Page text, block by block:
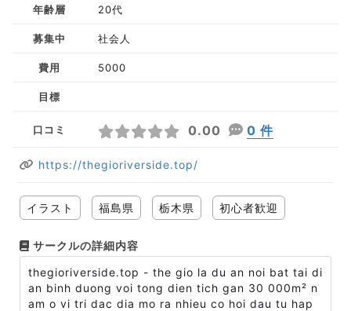
年齢層 20代
募集中 社会人
費用 5000
目標
口コミ 0.00 0 件
https://thegioriverside.top/
イラスト 福島県 栃木県 初心者歓迎
サークルの詳細内容
thegioriverside.top - the gio la du an noi bat tai di
an binh duong voi tong dien tich gan 30 000m² n
am o vi tri dac dia mo ra nhieu co hoi dau tu hap